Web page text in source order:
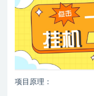
项目原理：